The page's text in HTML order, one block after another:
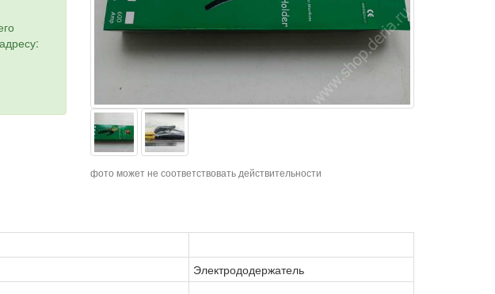
фото может не соответствовать действительности
Электрододержатель